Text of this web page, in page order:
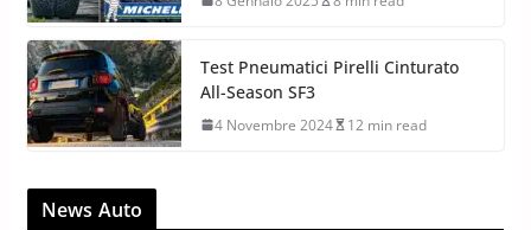
Test Pneumatici Pirelli Cinturato
All-Season SF3
4 Novembre 2024 12 min read
News Auto